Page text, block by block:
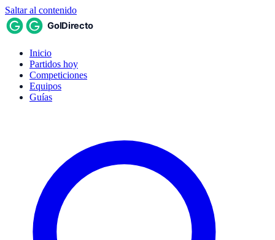
Saltar al contenido
Inicio
Partidos hoy
Competiciones
Equipos
Guías